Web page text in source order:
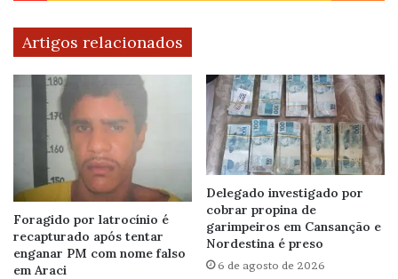
Artigos relacionados
Foragido por latrocínio é
recapturado após tentar
enganar PM com nome falso
em Araci
Delegado investigado por
cobrar propina de
garimpeiros em Cansanção e
Nordestina é preso
6 de agosto de 2026